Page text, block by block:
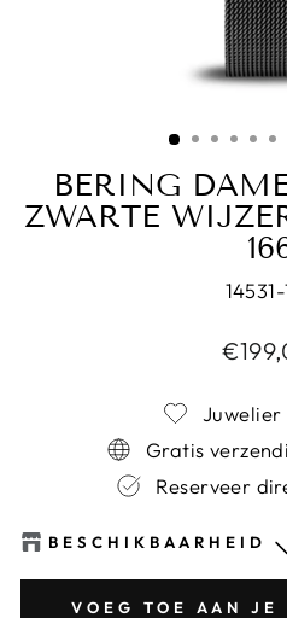
BERING
ZWARTE
Juwelier
Gratis
Reserveer
BESCHIKBAARHEID
Vlissingen-
VOEG TOE AAN JE